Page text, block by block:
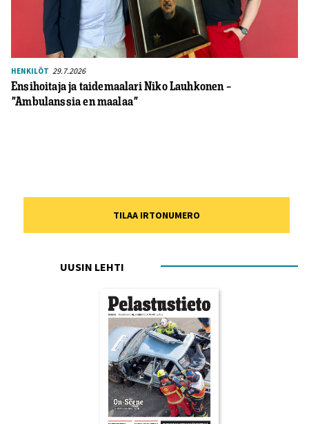
HENKILÖT 29.7.2026
Ensihoitaja ja taidemaalari Niko Lauhkonen –
”Ambulanssia en maalaa”
TILAA IRTONUMERO
UUSIN LEHTI